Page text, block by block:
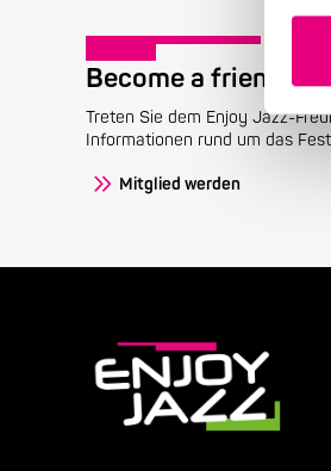
Become a friend!
Treten Sie dem Enjoy Jazz-
Informationen rund um das
Mitglied werden